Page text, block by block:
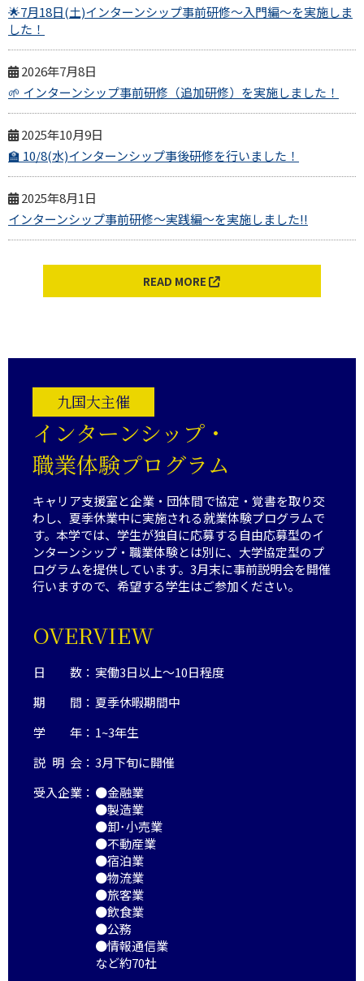
🌟7月18日(土)インターンシップ事前研修～入門編～を実施しま
した！
2026年7月8日
🌱 インターンシップ事前研修（追加研修）を実施しました！
2025年10月9日
🏫 10/8(水)インターンシップ事後研修を行いました！
2025年8月1日
インターンシップ事前研修～実践編～を実施しました!!
READ MORE
九国大主催
インターンシップ・
職業体験プログラム
キャリア支援室と企業・団体間で協定・覚書を取り交
わし、夏季休業中に実施される就業体験プログラムで
す。本学では、学生が独自に応募する自由応募型のイ
ンターンシップ・職業体験とは別に、大学協定型のプ
ログラムを提供しています。3月末に事前説明会を開催
行いますので、希望する学生はご参加ください。
OVERVIEW
日数
： 実働3日以上～10日程度
期間
： 夏季休暇期間中
学年
： 1~3年生
説明会： 3月下旬に開催
受入企業： ●金融業
●製造業
●卸･小売業
●不動産業
●宿泊業
●物流業
●旅客業
●飲食業
●公務
●情報通信業
など約70社